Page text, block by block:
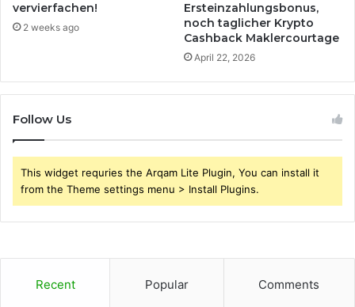
vervierfachen!
2 weeks ago
Ersteinzahlungsbonus,
noch taglicher Krypto
Cashback Maklercourtage
April 22, 2026
Follow Us
This widget requries the Arqam Lite Plugin, You can install it
from the Theme settings menu > Install Plugins.
Recent Popular Comments